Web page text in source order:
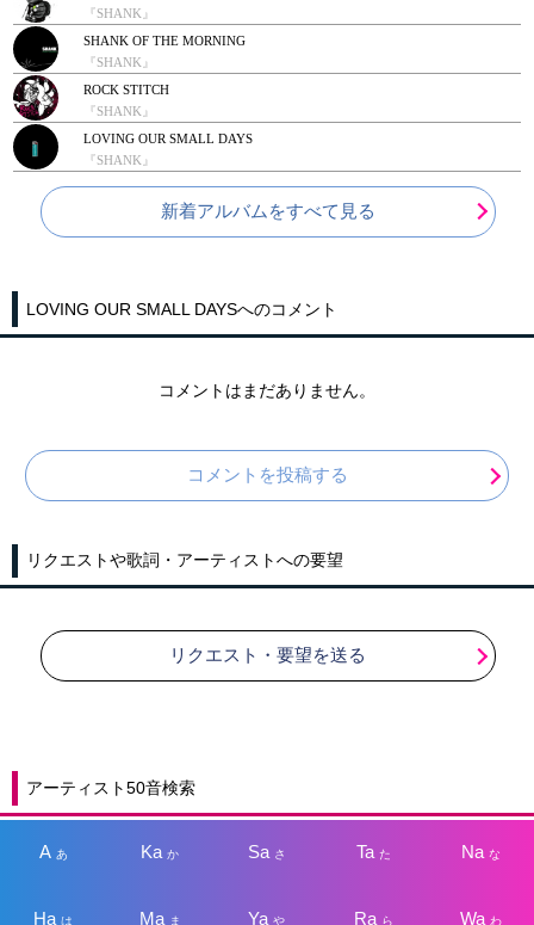
『SHANK』
SHANK OF THE MORNING
『SHANK』
ROCK STITCH
『SHANK』
LOVING OUR SMALL DAYS
『SHANK』
新着アルバムをすべて見る
LOVING OUR SMALL DAYSへのコメント
コメントはまだありません。
コメントを投稿する
リクエストや歌詞・アーティストへの要望
リクエスト・要望を送る
アーティスト50音検索
A あ Kaか Sa さ Taた Na な
Haは Ma ま Yaや Ra ら Wa わ